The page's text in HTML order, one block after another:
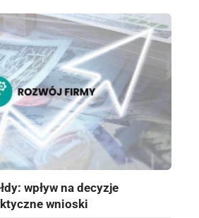
wpływ na decyzje
wnioski